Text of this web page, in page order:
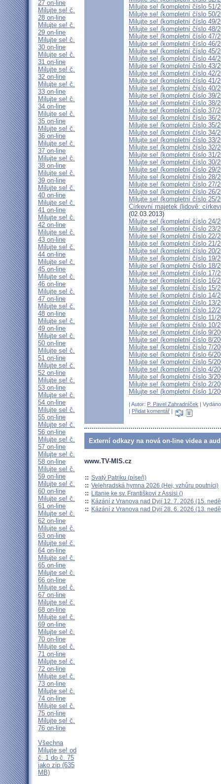
27 on-line
Milujte se! č.
28 on-line
Milujte se! č.
29 on-line
Milujte se! č.
30 on-line
Milujte se! č.
31 on-line
Milujte se! č.
32 on-line
Milujte se! č.
33 on-line
Milujte se! č.
34 on-line
Milujte se! č.
35 on-line
Milujte se! č.
36 on-line
Milujte se! č.
37 on-line
Milujte se! č.
38 on-line
Milujte se! č.
39 on-line
Milujte se! č.
40 on-line
Milujte se! č.
41 on-line
Milujte se! č.
42 on-line
Milujte se! č.
43 on-line
Milujte se! č.
44 on-line
Milujte se! č.
45 on-line
Milujte se! č.
46 on-line
Milujte se! č.
47 on-line
Milujte se! č.
48 on-line
Milujte se! č.
49 on-line
Milujte se! č.
50 on-line
Milujte se! č.
51 on-line
Milujte se! č.
52 on-line
Milujte se! č.
53 on-line
Milujte se! č.
54 on-line
Milujte se! č.
55 on-line
Milujte se! č.
56 on-line
Milujte se! č.
57 on-line
Milujte se! č.
58 on-line
Milujte se! č.
59 on-line
Milujte se! č.
60 on-line
Milujte se! č.
61 on-line
Milujte se! č.
62 on-line
Milujte se! č.
63 on-line
Milujte se! č.
64 on-line
Milujte se! č.
65 on-line
Milujte se! č.
66 on-line
Milujte se! č.
67 on-line
Milujte se! č.
68 on-line
Milujte se! č.
69 on-line
Milujte se! č.
70 on-line
Milujte se! č.
71 on-line
Milujte se! č.
72 on-line
Milujte se! č.
73 on-line
Milujte se! č.
74 on-line
Milujte se! č.
75 on-line
Milujte se! č.
76 on-line
Všechna
Milujte se! od
č. 1 do č. 75
jako zip (635
MB)
Milujte se! (kompletní číslo 51/
Milujte se! (kompletní číslo 50/
Milujte se! (kompletní číslo 49/
Milujte se! (kompletní číslo 48/
Milujte se! (kompletní číslo 47/
Milujte se! (kompletní číslo 46/
Milujte se! (kompletní číslo 45/
Milujte se! (kompletní číslo 44/
Milujte se! (kompletní číslo 43/
Milujte se! (kompletní číslo 42/
Milujte se! (kompletní číslo 41/
Milujte se! (kompletní číslo 40/
Milujte se! (kompletní číslo 39/
Milujte se! (kompletní číslo 38/
Milujte se! (kompletní číslo 37/
Milujte se! (kompletní číslo 36/
Milujte se! (kompletní číslo 35/
Milujte se! (kompletní číslo 34/
Milujte se! (kompletní číslo 33/
Milujte se! (kompletní číslo 32/
Milujte se! (kompletní číslo 31/
Milujte se! (kompletní číslo 30/
Milujte se! (kompletní číslo 29/
Milujte se! (kompletní číslo 28/
Milujte se! (kompletní číslo 27/
Milujte se! (kompletní číslo 26/
Milujte se! (kompletní číslo 25/
Církevní majetek (lidově:
(02.03.2013)
Milujte se! (kompletní číslo 24/
Milujte se! (kompletní číslo 23/
Milujte se! (kompletní číslo 22/
Milujte se! (kompletní číslo 21/
Milujte se! (kompletní číslo 20/
Milujte se! (kompletní číslo 19/
Milujte se! (kompletní číslo 18/
Milujte se! (kompletní číslo 17/
Milujte se! (kompletní číslo 16/
Milujte se! (kompletní číslo 15/
Milujte se! (kompletní číslo 14/
Milujte se! (kompletní číslo 13/
Milujte se! (kompletní číslo 12/
Milujte se! (kompletní číslo 11/
Milujte se! (kompletní číslo 10/
Milujte se! (kompletní číslo 9/
Milujte se! (kompletní číslo 8/
Milujte se! (kompletní číslo 7/
Milujte se! (kompletní číslo 6/
Milujte se! (kompletní číslo 5/
Milujte se! (kompletní číslo 4/
Milujte se! (kompletní číslo 3/
Milujte se! (kompletní číslo 2/
Milujte se! (kompletní číslo 1/
| Autor: P. Pavel Zahradníček |
| Přidat komentář |
Externí odkazy na nová on-line videa a
www.TV-MIS.cz
:: Svatý Patriku (píseň)
:: Velehradská hymna 2026 (Hej, vzhůru poutníci)
:: Litanie ke sv. Františkovi z Assisi ()
:: Kázání z Vranova nad Dyjí 12. 7. 2026 (15.
:: Kázání z Vranova nad Dyjí 28. 6. 2026 (13.